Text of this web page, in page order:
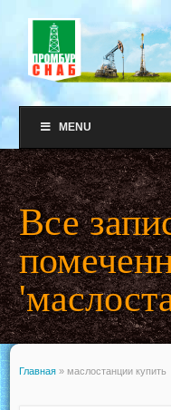
MENU
Все
Главная » маслостанции купить